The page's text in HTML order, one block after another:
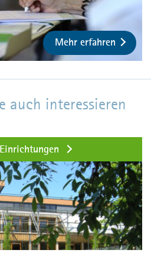
Mehr erfahren
auch interessieren